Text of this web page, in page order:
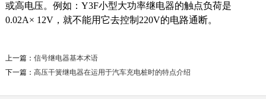
或高电压。例如：Y3F小型大功率继电器的触点负荷是
0.02A× 12V，就不能用它去控制220V的电路通断。
上一篇： 信号继电器基本术语
下一篇： 高压干簧继电器在运用于汽车充电桩时的特点介绍
继电器的工作特性
1、额定工作电压继电器正常工作时线圈所需要
2020-06-22